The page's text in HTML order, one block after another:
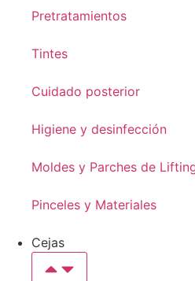
Pretratamientos
Tintes
Cuidado posterior
Higiene y desinfección
Moldes y Parches de
Pinceles y Materiales
Cejas